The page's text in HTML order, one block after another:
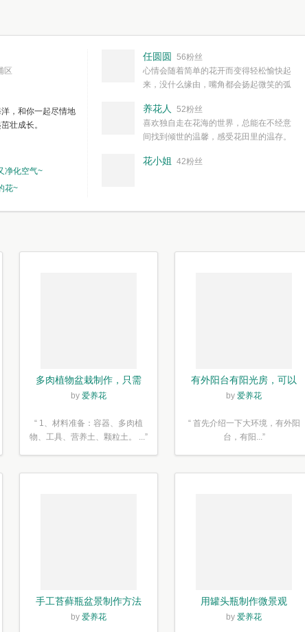
区
，和你一起尽情地
壮成长。
净化空气~
花~
任圆圆
56粉丝
心情会随着简单的花开而变得轻松愉快起
来，没什么缘由，嘴角都会扬起微笑的弧
简单愉快的心情，这些都不需要想得太多，其实都是
我们自己复杂了生活和心境。
养花人
52粉丝
喜欢独自走在花海的世界，总能在不经意
间找到倾世的温馨，感受花田里的温存。
花小姐 42粉丝
多肉植物盆栽制作，只需
简单6步
by 爱养花
“ 1、材料准备：容器、多肉植
物、工具、营养土、颗粒土。 ...”
有外阳台有阳光房，可以
露养！为了肉肉，任性又
by 爱养花
“ 首先介绍一下大环境，有外阳
台，有阳...”
手工苔藓瓶盆景制作方法
by 爱养花
用罐头瓶制作微景观
by 爱养花